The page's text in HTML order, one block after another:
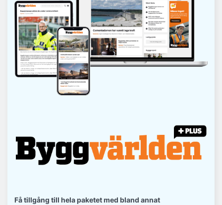
Få tillgång till hela paketet med bland annat